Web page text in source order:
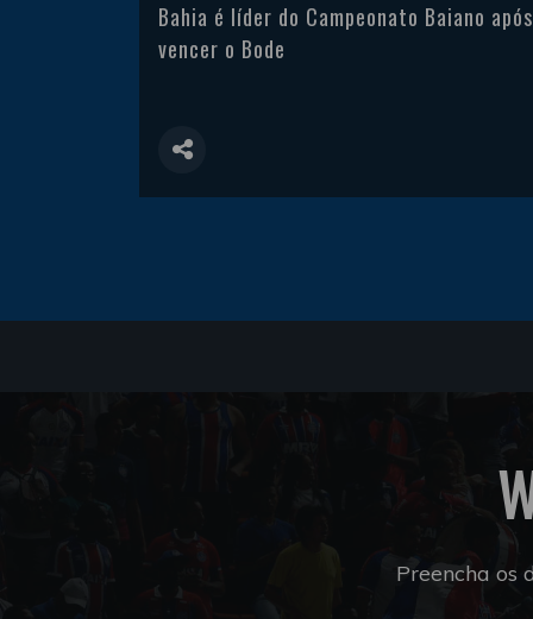
Bahia é líder do Campeonato Baiano após
vencer o Bode
Preencha os